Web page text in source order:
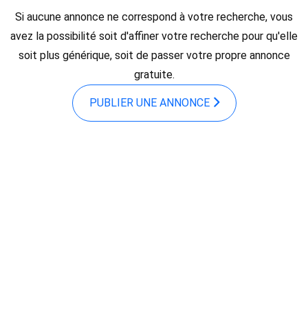
Si aucune annonce ne correspond à votre recherche, vous
avez la possibilité soit d'affiner votre recherche pour qu'elle
soit plus générique, soit de passer votre propre annonce
gratuite.
PUBLIER UNE ANNONCE